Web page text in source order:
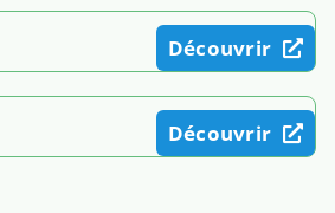
Découvrir
Découvrir